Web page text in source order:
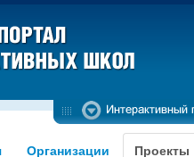
Организации Проекты